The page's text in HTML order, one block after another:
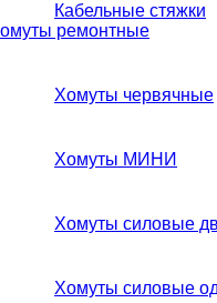
Кабельные стяжки
ремонтные
Хомуты червячные
Хомуты МИНИ
Хомуты силовые
Хомуты силовые